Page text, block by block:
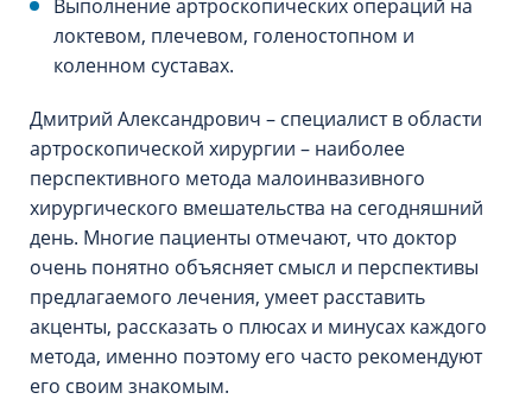
Выполнение артроскопических операций на
локтевом, плечевом, голеностопном и
коленном суставах.
Дмитрий Александрович – специалист в области
артроскопической хирургии – наиболее
перспективного метода малоинвазивного
хирургического вмешательства на сегодняшний
день. Многие пациенты отмечают, что доктор
очень понятно объясняет смысл и перспективы
предлагаемого лечения, умеет расставить
акценты, рассказать о плюсах и минусах каждого
метода, именно поэтому его часто рекомендуют
его своим знакомым.